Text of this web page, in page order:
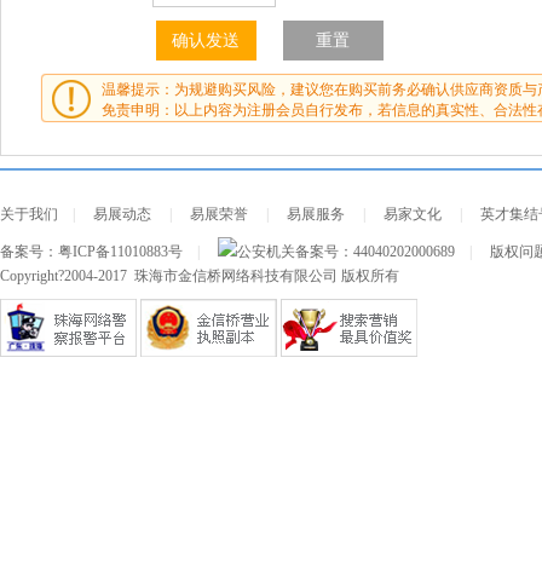
温馨提示：为规避购买风险，建议您在购买前务必确认供应商资质与
免责申明：以上内容为注册会员自行发布，若信息的真实性、合法性
关于我们 易展动态 易展荣誉 易展服务 易家文化 英才集结
备案号： 粤ICP备11010883号 公安机关备案号： 44040202000689
版权问
Copyright?2004-2017 珠海市金信桥网络科技有限公司 版权所有